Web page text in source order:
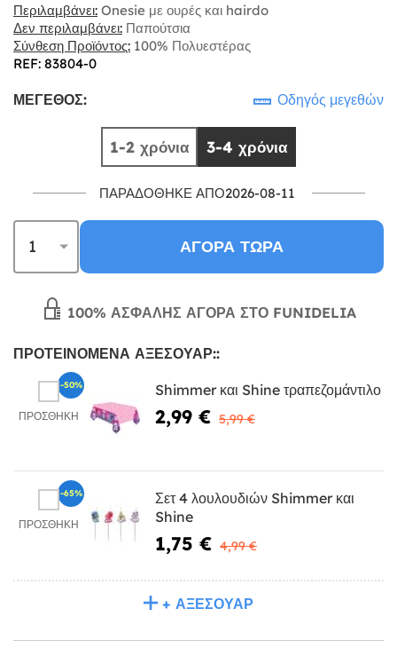
Περιλαμβάνει: Onesie με ουρές και hairdo
Δεν περιλαμβάνει: Παπούτσια
Σύνθεση Προϊόντος: 100% Πολυεστέρας
REF: 83804-0
ΜΈΓΕΘΟΣ: Οδηγός μεγεθών
1-2 χρόνια 3-4 χρόνια
ΠΑΡΑΔΌΘΗΚΕ ΑΠΌ2026-08-11
ΑΓΟΡΆ ΤΏΡΑ
100% ΑΣΦΑΛΉΣ ΑΓΟΡΆ ΣΤΟ FUNIDELIA
ΠΡΟΤΕΙΝΌΜΕΝΑ ΑΞΕΣΟΥΆΡ::
ΠΡΟΣΘΉΚΗ
Shimmer και Shine τραπεζομάντιλο
2,99 € 5,99 €
-50%
ΠΡΟΣΘΉΚΗ
Σετ 4 λουλουδιών Shimmer και
Shine
1,75 € 4,99 €
-65%
+ ΑΞΕΣΟΥΆΡ